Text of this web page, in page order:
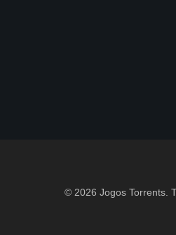
© 2026 Jogos Torrents.